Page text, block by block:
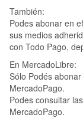
También:
Podes abonar en
sus medios
con Todo Pago,
En MercadoLibre:
Sólo Podés
MercadoPago.
Podes consultar
MercadoPago.